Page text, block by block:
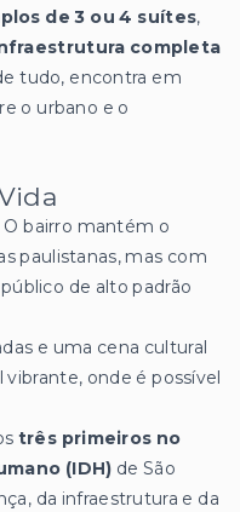
de 3 ou 4 suítes,
completa
tudo, encontra em
o urbano e o
bairro mantém o
paulistanas, mas com
de alto padrão
e uma cena cultural
onde é possível
três primeiros no
(IDH) de São
da infraestrutura e da